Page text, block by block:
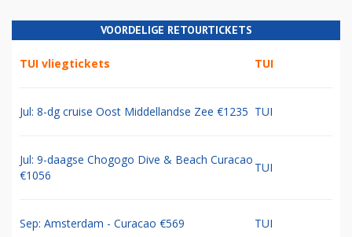
VOORDELIGE RETOURTICKETS
TUI vliegtickets TUI
Jul: 8-dg cruise Oost Middellandse Zee €1235 TUI
Jul: 9-daagse Chogogo Dive & Beach Curacao
€1056
TUI
Sep: Amsterdam - Curacao €569 TUI